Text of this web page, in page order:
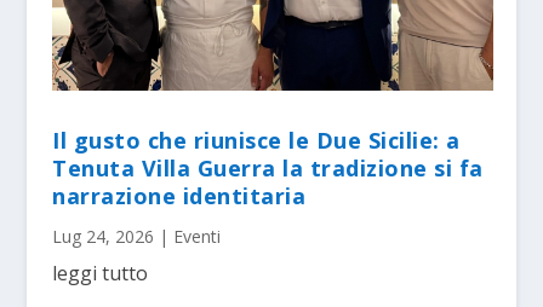
Il gusto che riunisce le Due Sicilie: a
Tenuta Villa Guerra la tradizione si fa
narrazione identitaria
Lug 24, 2026 | Eventi
leggi tutto